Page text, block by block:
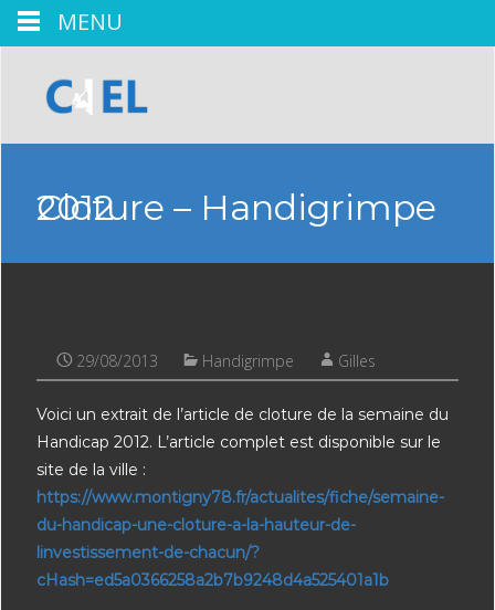
Cloture – Handigrimpe 2012
29/08/2013 Handigrimpe Gilles
Voici un extrait de l’article de cloture de la semaine du
Handicap 2012. L’article complet est disponible sur le
site de la ville :
https://www.montigny78.fr/actualites/fiche/semaine-
du-handicap-une-cloture-a-la-hauteur-de-
linvestissement-de-chacun/?
cHash=ed5a0366258a2b7b9248d4a525401a1b
MENU